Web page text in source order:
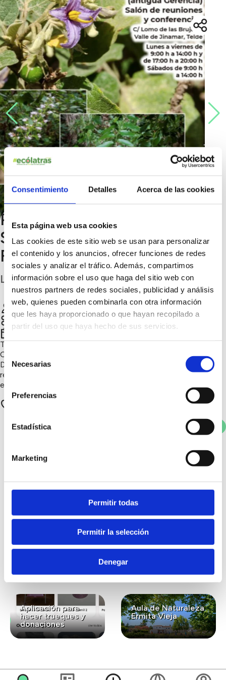
Consentimiento Detalles Acerca de las cookies
Esta página web usa cookies
Las cookies de este sitio web se usan para personalizar
el contenido y los anuncios, ofrecer funciones de redes
sociales y analizar el tráfico. Además, compartimos
información sobre el uso que haga del sitio web con
nuestros partners de redes sociales, publicidad y análisis
web, quienes pueden combinarla con otra información
que les haya proporcionado o que hayan recopilado a
partir del uso que haya hecho de sus servicios.
Selección
de
consentimiento
Necesarias
Preferencias
Estadística
Marketing
Permitir todas
Permitir la selección
Denegar
Proyecto Divulgativo “La
Selva de Doramas” -
Fotografía ambiental
Las Palmas
Colectivo Turcón Chatear
4º trimestre 2025
Votar
Turcón colabora en la exposición de fotógrafía en el Centro
Cívico de Jinámar, mostrando la laurisilva del Parque Rural de
Doramas. Del 5 al 22 de noviembre, la muestra divulgativa
resalta la biodiversidad y la importancia de conservar este
ecosistema único.
También te puede
interesar...
para el bienestar y
ecológica de
Aplicación para
hacer trueques y
donaciones
Aula de Naturaleza
Ermita Vieja